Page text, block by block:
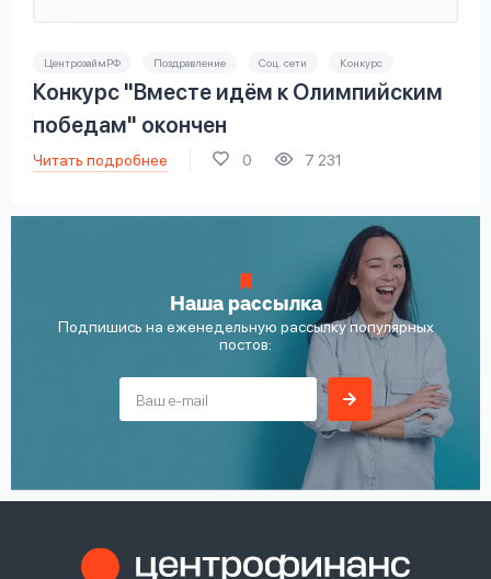
ЦентрозаймРФ Поздравление Соц. сети Конкурс
Конкурс "Вместе идём к Олимпийским
победам" окончен
Читать подробнее 0 7 231
Наша рассылка
Подпишись на еженедельную рассылку популярных
постов: